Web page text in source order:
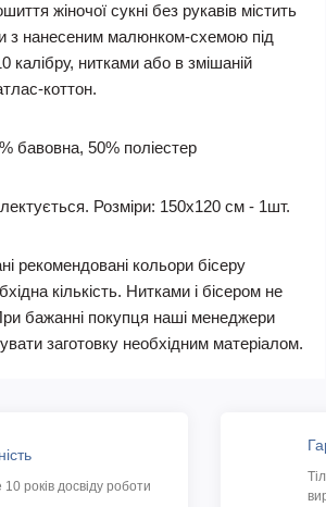
жіночої сукні без рукавів містить
з нанесеним малюнком-схемою під
калібру, нитками або в змішаній
коттон.
бавовна, 50% поліестер
Розміри: 150х120 см - 1шт.
рекомендовані кольори бісеру
кількість. Нитками і бісером не
бажанні покупця наші менеджери
заготовку необхідним матеріалом.
10 років досвіду роботи